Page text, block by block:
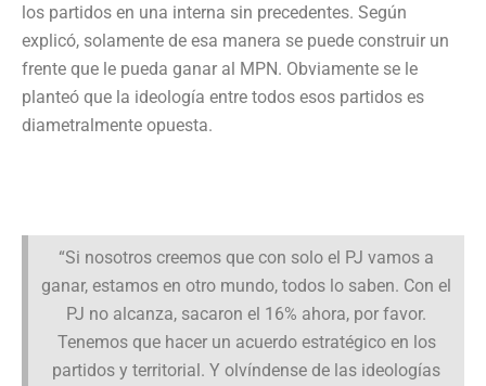
los partidos en una interna sin precedentes. Según
explicó, solamente de esa manera se puede construir un
frente que le pueda ganar al MPN. Obviamente se le
planteó que la ideología entre todos esos partidos es
diametralmente opuesta.
“Si nosotros creemos que con solo el PJ vamos a
ganar, estamos en otro mundo, todos lo saben. Con el
PJ no alcanza, sacaron el 16% ahora, por favor.
Tenemos que hacer un acuerdo estratégico en los
partidos y territorial. Y olvíndense de las ideologías